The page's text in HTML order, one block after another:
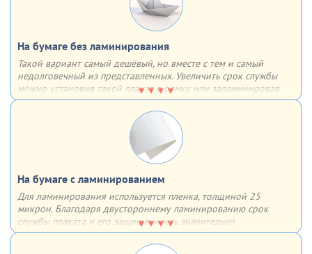
На бумаге без ламинирования
Такой вариант самый дешёвый, но вместе с тем и самый
недолговечный из представленных. Увеличить срок службы
можно установив такой плакат в рамку или заламинировав
поверхность. В таком случае он может прослужить гораздо
На бумаге с ламинированием
Для ламинирования используется пленка, толщиной 25
микрон. Благодаря двустороннему ламинированию срок
службы плаката и его защищенность значительно
увеличиваются – плакат влагоустойчив, защищен от
механических повреждений и не выцветает